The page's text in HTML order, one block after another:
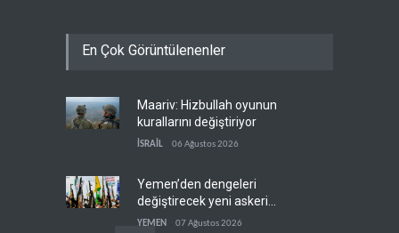
'Arap projesi' uyarısı
Mossad’ın İran'a karşı Kürt
planı neden çöktü?
En Çok Görüntülenenler
Maariv: Hizbullah oyunun
kurallarını değiştiriyor
İSRAİL 06 Ağustos 2026
Yemen’den dengeleri
değiştirecek yeni askeri
denklem
YEMEN 07 Ağustos 2026